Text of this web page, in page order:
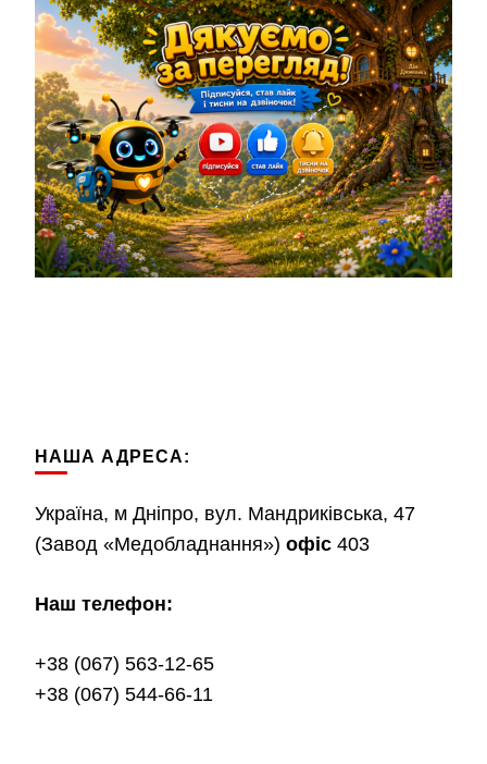
НАША АДРЕСА:
Україна, м Дніпро, вул. Мандриківська, 47
(Завод «Медобладнання») офіс 403
Наш телефон:
+38 (067) 563-12-65
+38 (067) 544-66-11